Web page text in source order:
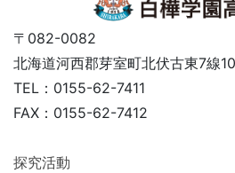
〒082-0082
北海道河西郡芽室町北伏古東7線10
TEL：0155-62-7411
FAX：0155-62-7412
探究活動